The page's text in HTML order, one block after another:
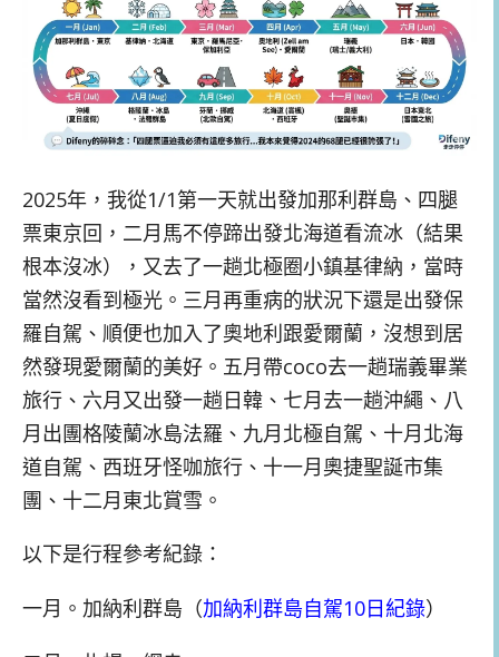
2025年，我從1/1第一天就出發加那利群島、四腿
票東京回，二月馬不停蹄出發北海道看流冰（結果
根本沒冰），又去了一趟北極圈小鎮基律納，當時
當然沒看到極光。三月再重病的狀況下還是出發保
羅自駕、順便也加入了奧地利跟愛爾蘭，沒想到居
然發現愛爾蘭的美好。五月帶coco去一趟瑞義畢業
旅行、六月又出發一趟日韓、七月去一趟沖繩、八
月出團格陵蘭冰島法羅、九月北極自駕、十月北海
道自駕、西班牙怪咖旅行、十一月奧捷聖誕市集
團、十二月東北賞雪。
以下是行程參考紀錄：
一月。加納利群島（加納利群島自駕10日紀錄）